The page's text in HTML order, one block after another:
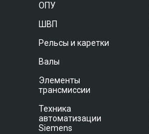
ОПУ
ШВП
Рельсы и каретки
Валы
Элементы
трансмиссии
Техника
автоматизации
Siemens